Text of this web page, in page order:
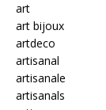
art
art bijoux
artdeco
artisanal
artisanale
artisanals